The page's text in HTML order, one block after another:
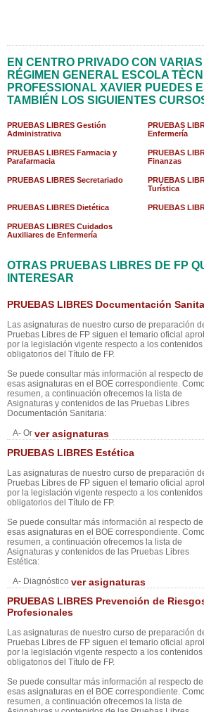
EN CENTRO PRIVADO CON
RÉGIMEN GENERAL ESCOLA
PROFESSIONAL XAVIER PUEDES
TAMBIÉN LOS SIGUIENTES
PRUEBAS LIBRES Gestión
Administrativa
PRUEBAS
Enfermería
PRUEBAS LIBRES Farmacia y
Parafarmacia
PRUEBAS
Finanzas
PRUEBAS LIBRES Secretariado
PRUEBAS
Turística
PRUEBAS LIBRES Dietética PRUEBAS
PRUEBAS LIBRES Cuidados
Auxiliares de Enfermería
OTRAS PRUEBAS LIBRES DE FP
INTERESAR
PRUEBAS LIBRES Documentación
Las asignaturas de nuestro curso de preparación
Pruebas Libres de FP siguen el temario oficial
por la legislación vigente respecto a los contenidos
obligatorios del Título de FP.
Se puede consultar más información al respecto de
esas asignaturas en el BOE correspondiente. Como
resumen, a continuación ofrecemos la lista de
Asignaturas y contenidos de las Pruebas Libres
Documentación Sanitaria:
A- Or ver asignaturas
PRUEBAS LIBRES Estética
Las asignaturas de nuestro curso de preparación
Pruebas Libres de FP siguen el temario oficial
por la legislación vigente respecto a los contenidos
obligatorios del Título de FP.
Se puede consultar más información al respecto de
esas asignaturas en el BOE correspondiente. Como
resumen, a continuación ofrecemos la lista de
Asignaturas y contenidos de las Pruebas Libres
Estética:
A- Diagnóstico ver asignaturas
PRUEBAS LIBRES Prevención de
Profesionales
Las asignaturas de nuestro curso de preparación
Pruebas Libres de FP siguen el temario oficial
por la legislación vigente respecto a los contenidos
obligatorios del Título de FP.
Se puede consultar más información al respecto de
esas asignaturas en el BOE correspondiente. Como
resumen, a continuación ofrecemos la lista de